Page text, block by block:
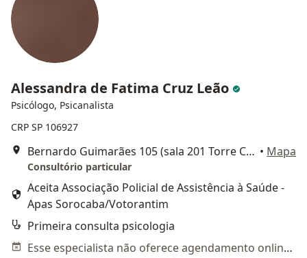
Alessandra de Fatima Cruz Leão
Psicólogo, Psicanalista
CRP SP 106927
Bernardo Guimarães 105 (sala 201 Torre Care), Sorocaba • Mapa
Consultório particular
Aceita Associação Policial de Assistência à Saúde -
Apas Sorocaba/Votorantim
Primeira consulta psicologia
Esse especialista não oferece agendamento online para esse endereço.